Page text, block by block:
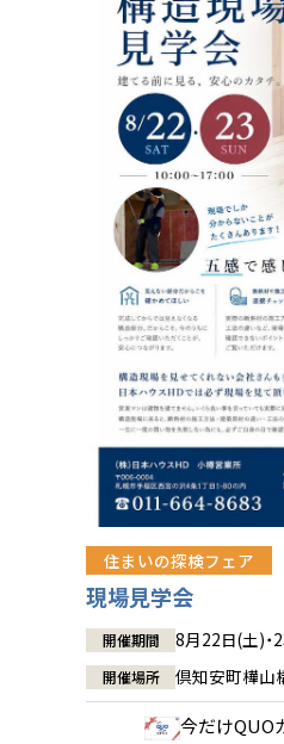
住まいの探検フェア
現場見学会
開催期間 8月22日(土)・
開催場所 倶知安町樺山
今だけQUO